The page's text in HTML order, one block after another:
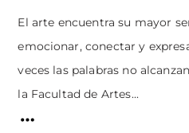
El arte encuentra su mayor
emocionar, conectar y
veces las palabras no
la Facultad de Artes...